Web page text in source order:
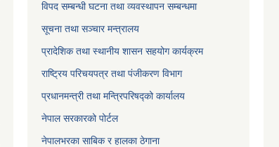
विपद सम्बन्धी घटना तथा व्यवस्थापन सम्बन्धमा
सूचना तथा सञ्चार मन्त्रालय
प्रादेशिक तथा स्थानीय शासन सहयोग कार्यक्रम
राष्ट्रिय परिचयपत्र तथा पंजीकरण विभाग
प्रधानमन्त्री तथा मन्त्रिपरिषद्को कार्यालय
नेपाल सरकारको पोर्टल
नेपालभरका साबिक र हालका ठेगाना